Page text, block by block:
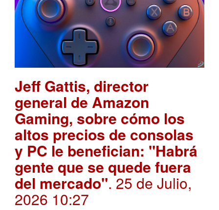
Jeff Gattis, director
general de Amazon
Gaming, sobre cómo los
altos precios de consolas
y PC le benefician: "Habrá
gente que se quede fuera
del mercado". 25 de Julio,
2026 10:27